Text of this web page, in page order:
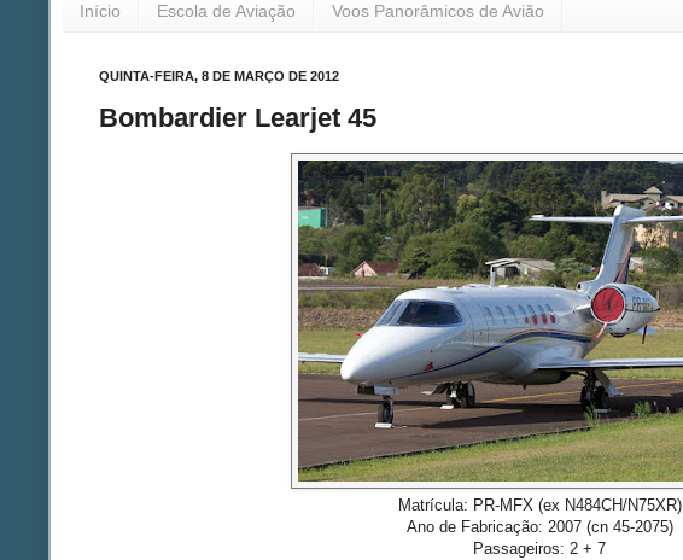
Início Escola de Aviação Voos Panorâmicos de Avião
QUINTA-FEIRA, 8 DE MARÇO DE 2012
Bombardier Learjet 45
Matrícula: PR-MFX (ex N484CH/N75XR)
Ano de Fabricação: 2007 (cn 45-2075)
Passageiros: 2 + 7